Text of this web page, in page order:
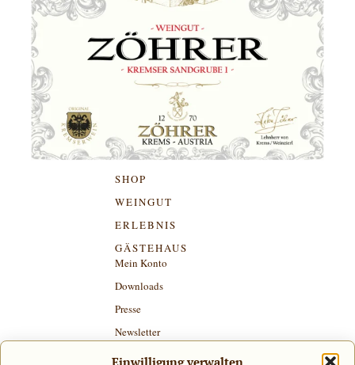
Einwilligung verwalten
SHOP
WEINGUT
ERLEBNIS
GÄSTEHAUS
Mein Konto
Downloads
Presse
Newsletter
Kontakt & Anfahrt